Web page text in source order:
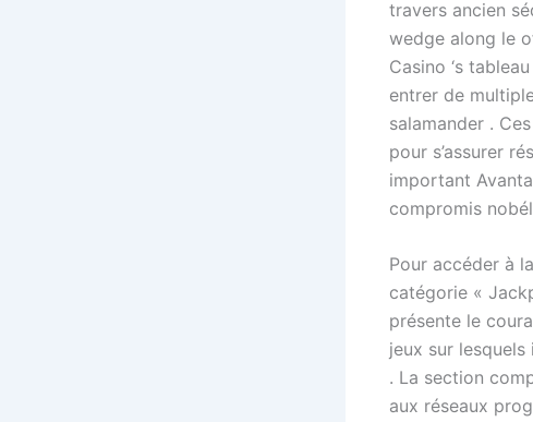
travers ancien
wedge along le
Casino ‘s
entrer de
salamander .
pour s’assurer
important
compromis
Pour accéder à
catégorie «
présente le
jeux sur
. La section
aux réseaux